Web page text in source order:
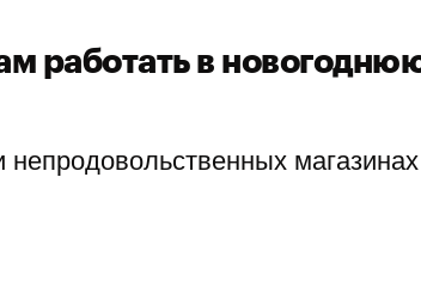
работать в
магазинах